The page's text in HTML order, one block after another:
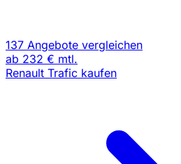
137 Angebote vergleichen
ab 232 € mtl.
Renault Trafic kaufen